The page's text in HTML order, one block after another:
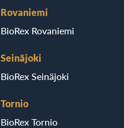
Rovaniemi
BioRex Rovaniemi
Seinäjoki
BioRex Seinäjoki
Tornio
BioRex Tornio